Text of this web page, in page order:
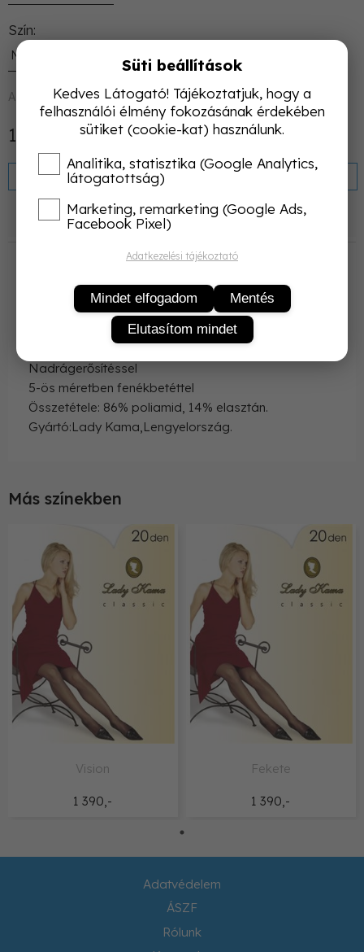
Szín
Natural
Azonnal raktárról
1 390 Ft
Nettó: 1 094 Ft
KOSÁRBA
Termékleírás
20 denes (vékony)
Nadrágerősítéssel
5-ös méretben fenékbetéttel
Összetétele: 86% poliamid, 14% elasztán.
Gyártó:Lady Kama,Lengyelország.
Más színekben
1 390,-
Vision
1 390,-
Fekete
Adatvédelem
ÁSZF
Rólunk
Süti beállítások
Kedves Látogató! Tájékoztatjuk, hogy a
felhasználói élmény fokozásának érdekében
sütiket (cookie-kat) használunk.
Analitika, statisztika (Google Analytics,
látogatottság)
Marketing, remarketing (Google Ads,
Facebook Pixel)
Adatkezelési tájékoztató
Mindet elfogadom
Mentés
Elutasítom mindet